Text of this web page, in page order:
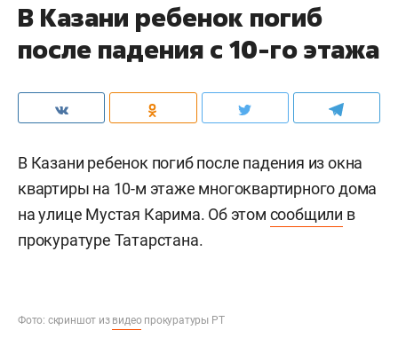
В Казани ребенок погиб
после падения с 10-го этажа
В Казани ребенок погиб после падения из окна
квартиры на 10-м этаже многоквартирного дома
на улице Мустая Карима. Об этом сообщили в
прокуратуре Татарстана.
Фото: скриншот из видеопрокуратуры РТ